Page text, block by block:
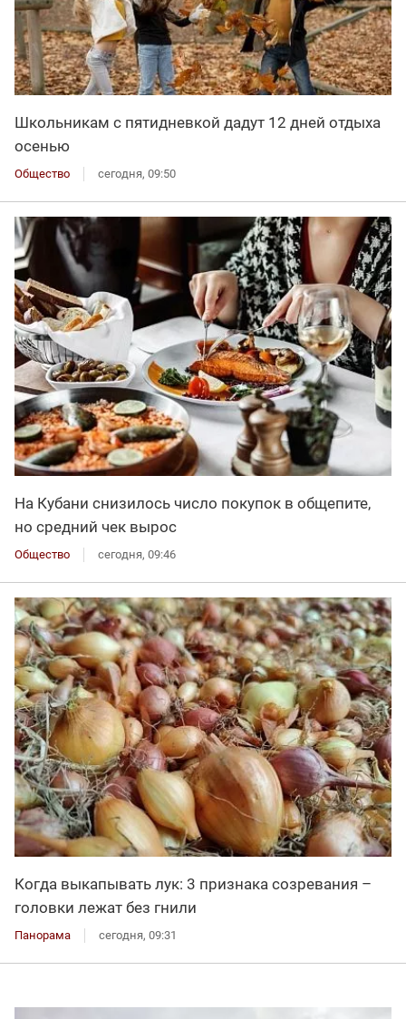
Школьникам с пятидневкой дадут 12 дней отдыха
осенью
Общество сегодня, 09:50
На Кубани снизилось число покупок в общепите,
но средний чек вырос
Общество сегодня, 09:46
Когда выкапывать лук: 3 признака созревания –
головки лежат без гнили
Панорама сегодня, 09:31